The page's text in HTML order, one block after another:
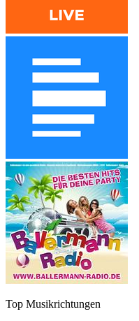
Top Musikrichtungen